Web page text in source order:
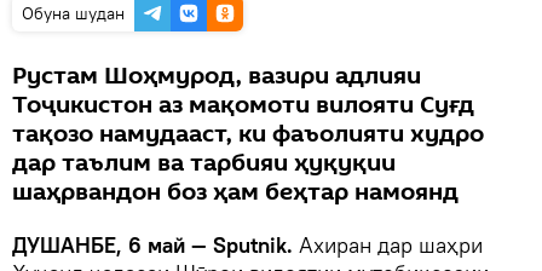
Обуна шудан
Рустам Шоҳмурод, вазири адлияи
Тоҷикистон аз мақомоти вилояти Суғд
тақозо намудааст, ки фаъолияти худро
дар таълим ва тарбияи ҳуқуқии
шаҳрвандон боз ҳам беҳтар намоянд
ДУШАНБЕ, 6 май — Sputnik. Ахиран дар шаҳри